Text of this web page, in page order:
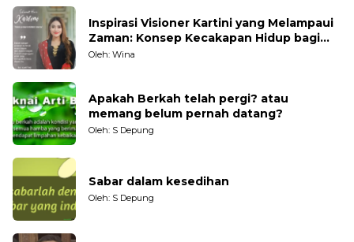
Inspirasi Visioner Kartini yang Melampaui
Zaman: Konsep Kecakapan Hidup bagi
Generasi Muda
Oleh: Wina
Apakah Berkah telah pergi? atau
memang belum pernah datang?
Oleh: S Depung
Sabar dalam kesedihan
Oleh: S Depung